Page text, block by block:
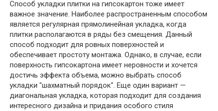
Способ укладки плитки на гипсокартон тоже имеет
важное значение. Наиболее распространенным способом
является регулярная прямолинейная укладка, когда
плитки располагаются в ряды без смещения. Данный
способ подходит для ровных поверхностей и
обеспечивает простоту монтажа. Однако, в случае, если
поверхность гипсокартона имеет неровности и хочется
достичь эффекта объема, можно выбрать способ
укладки "шахматный порядок". Еще один вариант —
диагональная укладка, которая подходит для создания
интересного дизайна и придания особого стиля